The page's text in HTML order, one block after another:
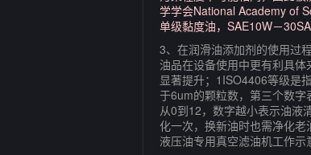
学学会National Academy of
单级黏度油，SAE10W－
3、在润滑油添加剂的使用过
油品在设备使用中更有利具
显著提升；1ISO4406等级是
于6um的颗粒数，第三个数字
从0到12，数字越小表示油液
化一次，换新油时也需净化
液压油专用真空滤油机工作示